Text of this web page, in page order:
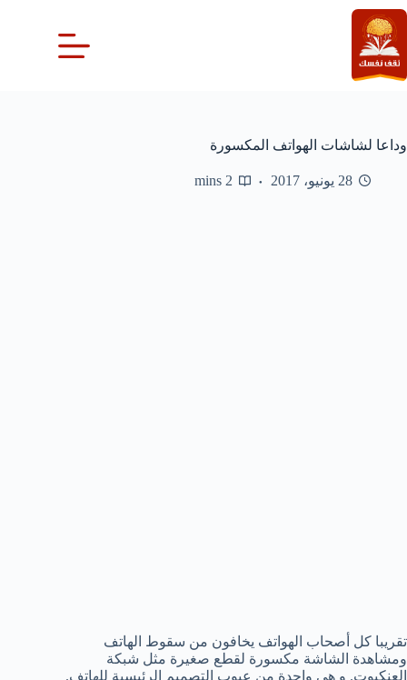
التجاوز
إلى
المحتوى
وداعا لشاشات الهواتف المكسورة
28 يونيو، 2017 2 mins
تقريبا كل أصحاب الهواتف يخافون من سقوط الهاتف
ومشاهدة الشاشة مكسورة لقطع صغيرة مثل شبكة
العنكبوت. و هي واحدة من عيوب التصميم الرئيسية للهاتف.